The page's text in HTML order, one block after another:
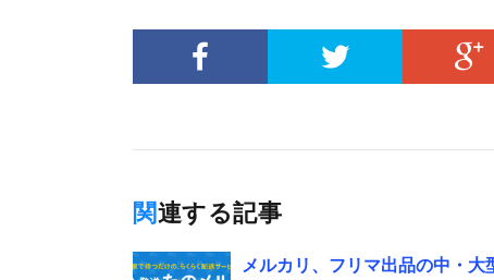
関連する記事
メルカリ、フリマ出品の中・